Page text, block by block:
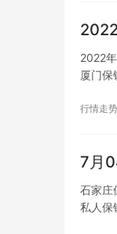
2022
厦门
行情走势
7月
石家庄
私人保